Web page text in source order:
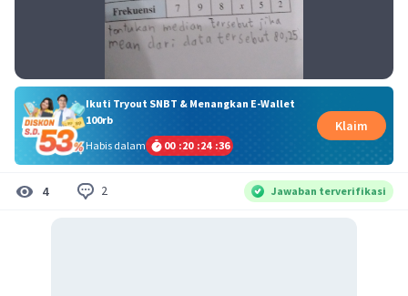
Ikuti Tryout SNBT & Menangkan E-Wallet
100rb
Habis dalam
00 :20 :24 :35
Klaim
4 2 Jawaban terverifikasi